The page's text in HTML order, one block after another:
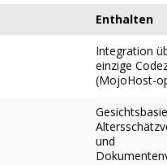
Enthalten
Integration
einzige
(MojoHost-
und